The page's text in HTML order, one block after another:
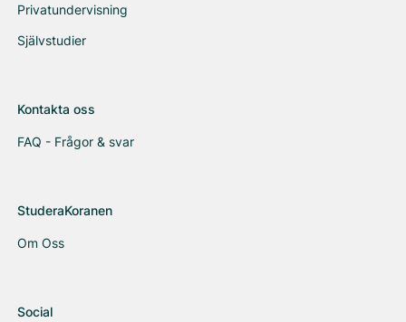
Privatundervisning
Självstudier
Kontakta oss
FAQ - Frågor & svar
StuderaKoranen
Om Oss
Social